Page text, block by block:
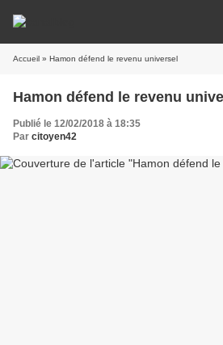
Accueil » Hamon défend le revenu universel
Hamon défend le revenu
Publié le 12/02/2018 à 18:35
Par citoyen42